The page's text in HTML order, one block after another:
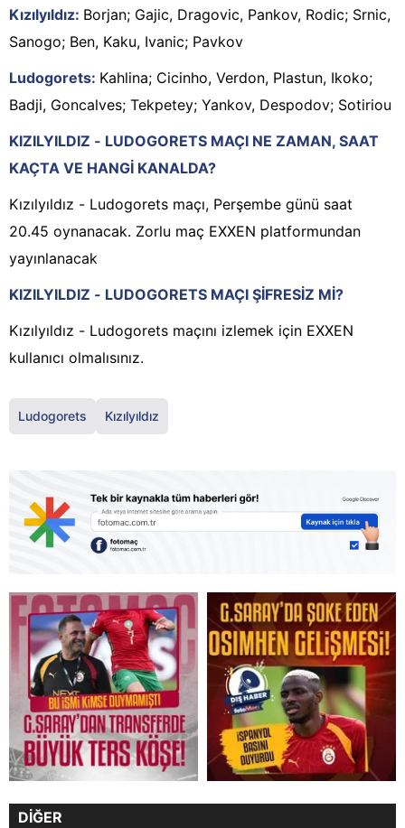
Kızılyıldız: Borjan; Gajic, Dragovic, Pankov, Rodic; Srnic,
Sanogo; Ben, Kaku, Ivanic; Pavkov
Ludogorets: Kahlina; Cicinho, Verdon, Plastun, Ikoko;
Badji, Goncalves; Tekpetey; Yankov, Despodov; Sotiriou
KIZILYILDIZ - LUDOGORETS MAÇI NE ZAMAN, SAAT
KAÇTA VE HANGİ KANALDA?
Kızılyıldız - Ludogorets maçı, Perşembe günü saat
20.45 oynanacak. Zorlu maç EXXEN platformundan
yayınlanacak
KIZILYILDIZ - LUDOGORETS MAÇI ŞİFRESİZ Mİ?
Kızılyıldız - Ludogorets maçını izlemek için EXXEN
kullanıcı olmalısınız.
Ludogorets Kızılyıldız
DİĞER